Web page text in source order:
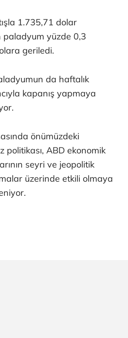
1.735,71 dolar
paladyum yüzde 0,3
geriledi.
da haftalık
kapanış yapmaya
önümüzdeki
politikası, ABD ekonomik
seyri ve jeopolitik
üzerinde etkili olmaya